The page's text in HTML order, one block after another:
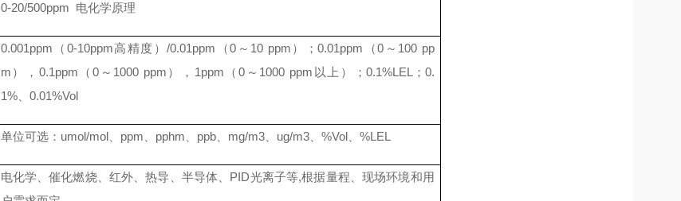
0-20/500ppm 电化学原理
0.001ppm（0-10ppm高精度）/0.01ppm（0～10 ppm）；0.01ppm（0～100 pp
m），0.1ppm（0～1000 ppm），1ppm（0～ 1000 ppm以上）；0.1%LEL；0.
1%、 0.01%Vol
单位可选： umol/mol、 ppm pphm ppb、 mg/m3、 ug/m3、 %Vol、 %LEL
电化学、催化燃烧、红外、热导、半导体、 PID光离子等,根据量程、现场环境和用